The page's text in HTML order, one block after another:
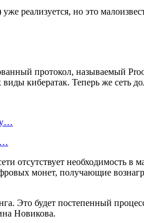
уже реализуется, но это
протокол, называемый
кибератак. Теперь же сеть
отсутствует необходимость
монет, получающие
Это будет постепенный
Новикова.